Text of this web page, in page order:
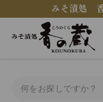
みそ漬処